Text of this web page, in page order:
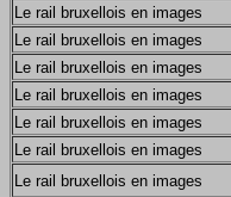
Le rail bruxellois en images
Le rail bruxellois en images
Le rail bruxellois en images
Le rail bruxellois en images
Le rail bruxellois en images
Le rail bruxellois en images
Le rail bruxellois en images